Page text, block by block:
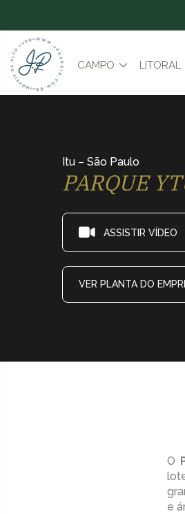
CAMPO LITORAL
Itu – São Paulo
PARQUE
ASSISTIR VÍDEO
VER PLANTA DO
O
e